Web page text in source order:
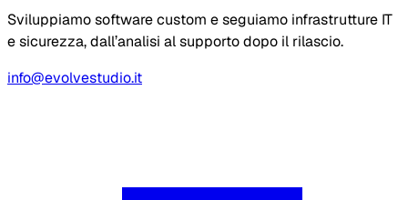
Sviluppiamo software custom e seguiamo infrastrutture IT
e sicurezza, dall’analisi al supporto dopo il rilascio.
info@evolvestudio.it